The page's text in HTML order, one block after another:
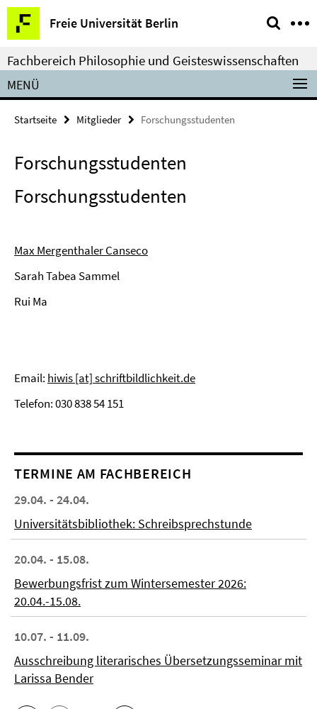
Springe
direkt
zu
Inhalt
Freie Universität Berlin
Service-
Navigation
Fachbereich Philosophie und Geisteswissenschaften
MENÜ
Startseite Mitglieder Forschungsstudenten
Forschungsstudenten
Forschungsstudenten
Max Mergenthaler Canseco
Sarah Tabea Sammel
Rui Ma
Email: hiwis [at] schriftbildlichkeit.de
Telefon: 030 838 54 151
TERMINE AM FACHBEREICH
29.04. - 24.04.
Universitätsbibliothek: Schreibsprechstunde
20.04. - 15.08.
Bewerbungsfrist zum Wintersemester 2026:
20.04.-15.08.
10.07. - 11.09.
Ausschreibung literarisches Übersetzungsseminar mit
Larissa Bender